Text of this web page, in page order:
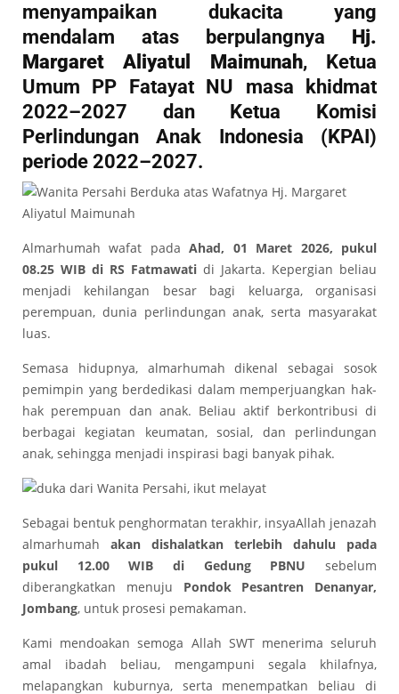
menyampaikan dukacita yang
mendalam atas berpulangnya Hj.
Margaret Aliyatul Maimunah, Ketua
Umum PP Fatayat NU masa khidmat
2022–2027 dan Ketua Komisi
Perlindungan Anak Indonesia (KPAI)
periode 2022–2027.
Almarhumah wafat padaAhad, 01 Maret 2026, pukul
08.25 WIB di RS Fatmawati di Jakarta. Kepergian beliau
menjadi kehilangan besar bagi keluarga, organisasi
perempuan, dunia perlindungan anak, serta masyarakat
luas.
Semasa hidupnya, almarhumah dikenal sebagai sosok
pemimpin yang berdedikasi dalam memperjuangkan hak-
hak perempuan dan anak. Beliau aktif berkontribusi di
berbagai kegiatan keumatan, sosial, dan perlindungan
anak, sehingga menjadi inspirasi bagi banyak pihak.
Sebagai bentuk penghormatan terakhir, insyaAllah jenazah
almarhumah akan dishalatkan terlebih dahulu pada
pukul 12.00 WIB di Gedung PBNU sebelum
diberangkatkan menuju Pondok Pesantren Denanyar,
Jombang, untuk prosesi pemakaman.
Kami mendoakan semoga Allah SWT menerima seluruh
amal ibadah beliau, mengampuni segala khilafnya,
melapangkan kuburnya, serta menempatkan beliau di